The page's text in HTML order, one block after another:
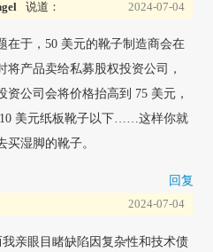
说道： 2024-07-04
在于，50 美元的靴子制造商会在
将产品卖给私募股权投资公司，
资公司会将价格抬高到 75 美元，
美元纸板靴子以下……这样你就
买湿脚的靴子。
回复
2024-07-04
亲眼目睹缺陷因复杂性和技术债